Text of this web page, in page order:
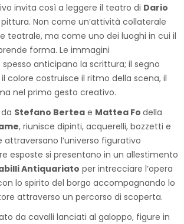
invita così a leggere il teatro di Dario
Non come un’attività collaterale
teatrale, ma come uno dei luoghi in cui il
forma. Le immagini
anticipano la scrittura; il segno
colore costruisce il ritmo della scena, il
nel primo gesto creativo.
Stefano Bertea e Mattea Fo della
, riunisce dipinti, acquerelli, bozzetti e
l’universo figurativo
esposte si presentano in un allestimento
Antiquariato per intrecciare l’opera
lo spirito del borgo accompagnando lo
attraverso un percorso di scoperta.
da cavalli lanciati al galoppo, figure in